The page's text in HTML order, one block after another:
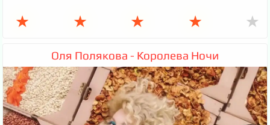
★ ★ ★ ★ ★
Оля Полякова - Королева Ночи